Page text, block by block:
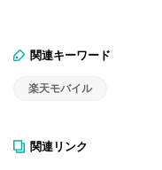
関連キーワード
楽天モバイル
関連リンク